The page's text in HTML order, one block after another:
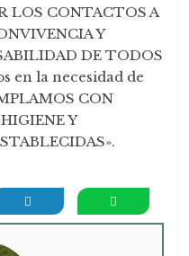
LOS CONTACTOS A
Y
DE TODOS
en la necesidad de
CON
Y